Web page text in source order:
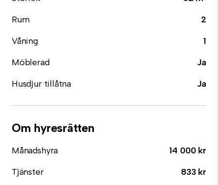
Rum
2
Våning
1
Möblerad
Ja
Husdjur tillåtna
Ja
Om hyresrätten
Månadshyra
14 000 kr
Tjänster
833 kr